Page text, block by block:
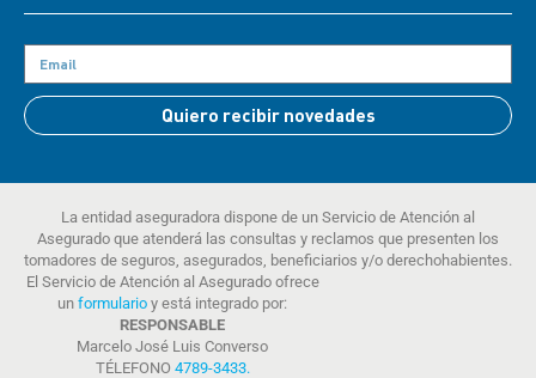
Quiero recibir novedades
La entidad aseguradora dispone de un Servicio de Atención al
Asegurado que atenderá las consultas y reclamos que presenten los
tomadores de seguros, asegurados, beneficiarios y/o derechohabientes.
El Servicio de Atención al Asegurado ofrece
un formulario y está integrado por:
RESPONSABLE
Marcelo José Luis Converso
TÉLEFONO 4789-3433.